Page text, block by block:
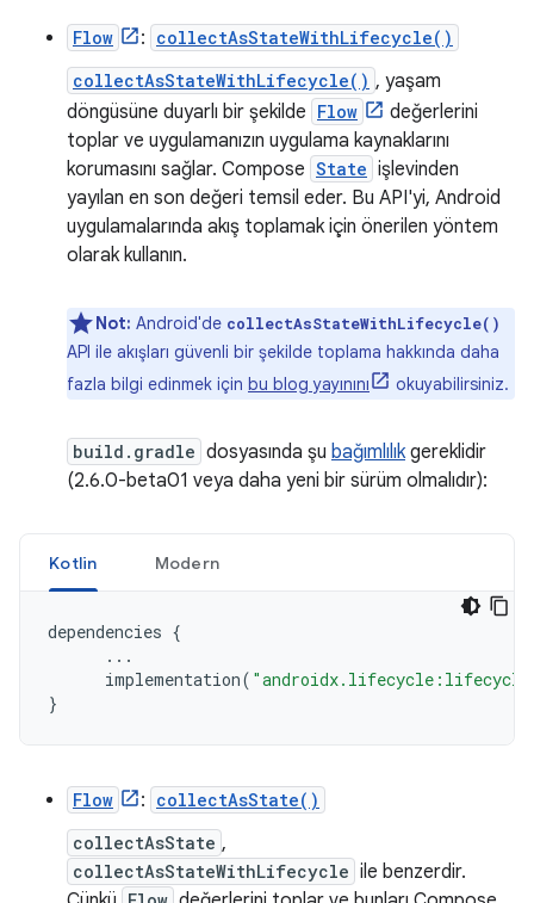
Flow : collectAsStateWithLifecycle()
collectAsStateWithLifecycle() , yaşam
döngüsüne duyarlı bir şekilde Flow
değerlerini
toplar ve uygulamanızın uygulama kaynaklarını
korumasını sağlar. Compose State işlevinden
yayılan en son değeri temsil eder. Bu API'yi, Android
uygulamalarında akış toplamak için önerilen yöntem
olarak kullanın.
Not: Android'de collectAsStateWithLifecycle()
API ile akışları güvenli bir şekilde toplama hakkında daha
fazla bilgi edinmek için bu blog yayınını okuyabilirsiniz.
build.gradle dosyasında şu bağımlılıkgereklidir
(2.6.0-beta01 veya daha yeni bir sürüm olmalıdır):
Kotlin Modern
dependencies {
...
implementation( "androidx.lifecycle:lifecycle-
}
Flow : collectAsState()
collectAsState ,
collectAsStateWithLifecycle ile benzerdir.